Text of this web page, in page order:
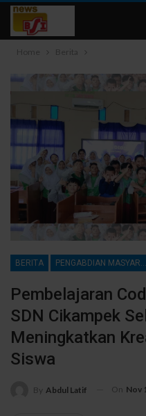
Home Berita
BERITA
Pembelajaran
SDN Cikampek
Meningkatkan
Siswa
By Abdul Latif On Nov